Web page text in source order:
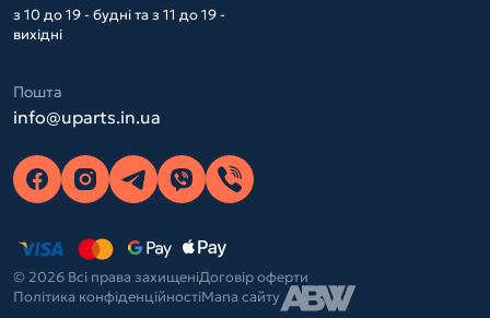
з 10 до 19 - будні та з 11 до 19 -
вихідні
Пошта
info@uparts.in.ua
© 2026 Всі права захищеніДоговір оферти
Політика конфіденційностіМапа сайту